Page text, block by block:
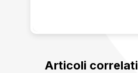
Articoli correlati